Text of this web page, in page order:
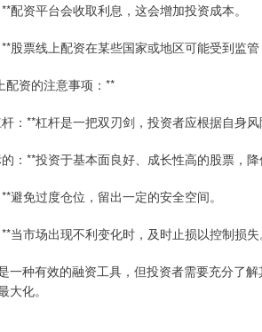
配资平台会收取利息，这会增加投资成本。
股票线上配资在某些国家或地区可能受到监
配资的注意事项：**
：**杠杆是一把双刃剑，投资者应根据自身风
：**投资于基本面良好、成长性高的股票，降
避免过度仓位，留出一定的安全空间。
当市场出现不利变化时，及时止损以控制损失
一种有效的融资工具，但投资者需要充分了
大化。